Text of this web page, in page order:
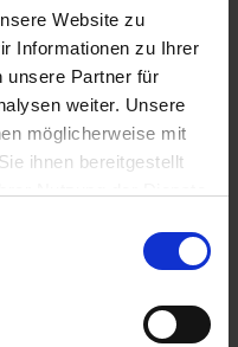
Website zu
Informationen zu Ihrer
unsere Partner für
weiter. Unsere
möglicherweise mit
ihnen bereitgestellt